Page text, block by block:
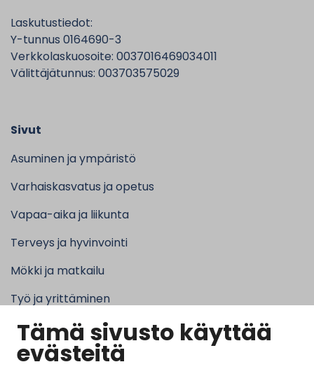
Tämä sivusto käyttää
evästeitä
Laskutustiedot:
Y-tunnus 0164690-3
Verkkolaskuosoite: 0037016469034011
Välittäjätunnus: 003703575029
Sivut
Asuminen ja ympäristö
Varhaiskasvatus ja opetus
Vapaa-aika ja liikunta
Terveys ja hyvinvointi
Mökki ja matkailu
Työ ja yrittäminen
Kunta ja hallinto